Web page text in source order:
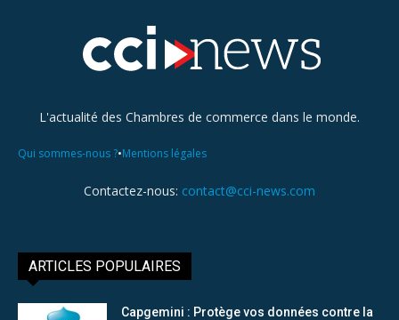
L'actualité des Chambres de commerce dans le monde.
Qui sommes-nous ?•Mentions légales
Contactez-nous: contact@cci-news.com
ARTICLES POPULAIRES
Capgemini : Protège vos données contre la